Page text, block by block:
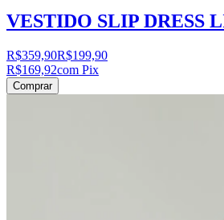
VESTIDO SLIP DRESS
R$359,90R$199,90
R$169,92com Pix
Comprar